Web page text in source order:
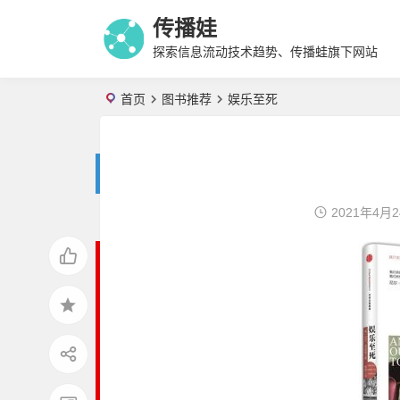
传播娃
探索信息流动技术趋势、传播蛙旗下网站
首页 图书推荐 娱乐至死
2021年4月